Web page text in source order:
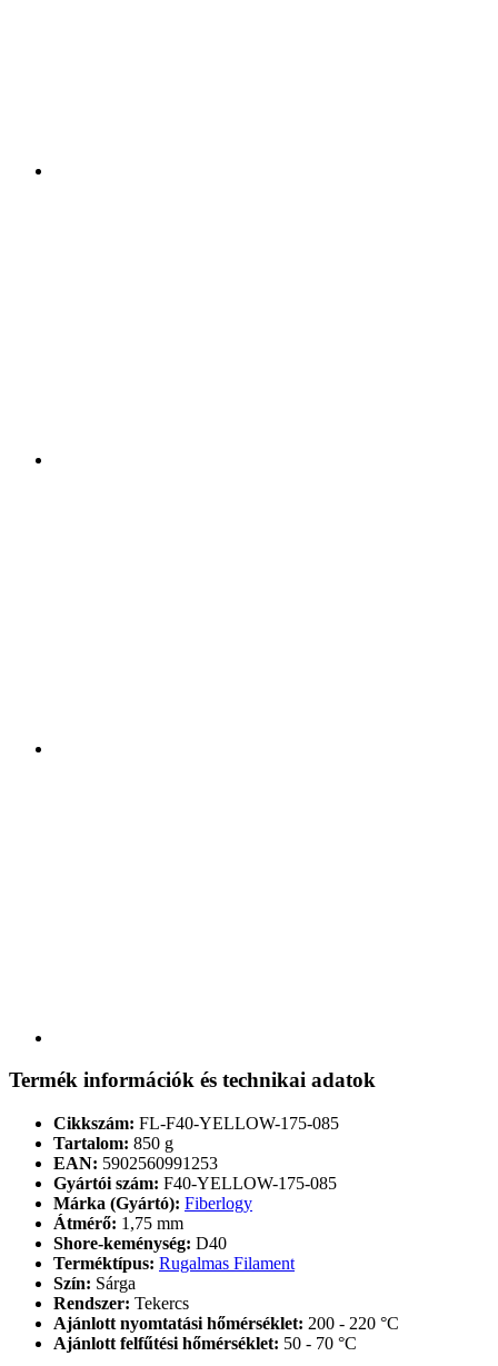
Termék információk és technikai adatok
Cikkszám: FL-F40-YELLOW-175-085
Tartalom: 850 g
EAN: 5902560991253
Gyártói szám: F40-YELLOW-175-085
Márka (Gyártó): Fiberlogy
Átmérő: 1,75 mm
Shore-keménység: D40
Terméktípus: Rugalmas Filament
Szín: Sárga
Rendszer: Tekercs
Ajánlott nyomtatási hőmérséklet: 200 - 220 °C
Ajánlott felfűtési hőmérséklet: 50 - 70 °C